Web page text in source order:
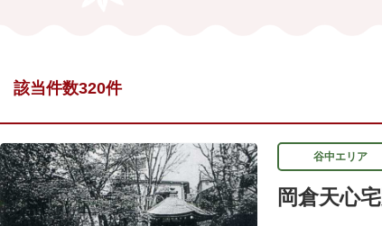
該当件数320件
谷中エリア
岡倉天心